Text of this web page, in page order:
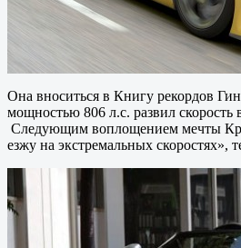
Она вноситься в Книгу рекордов
мощностью 806 л.с. развил скорость
Следующим воплощением мечты
езжу на экстремальных